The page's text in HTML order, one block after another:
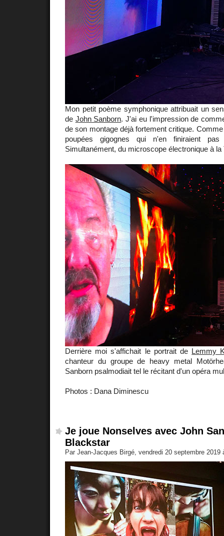
Mon petit poème symphonique attribuait un
de John Sanborn. J'ai eu l'impression de
de son montage déjà fortement critique.
poupées gigognes qui n'en finiraient pas
Simultanément, du microscope électronique à la
Derrière moi s'affichait le portrait de Lemmy
chanteur du groupe de heavy metal
Sanborn psalmodiait tel le récitant d'un opéra
Photos : Dana Diminescu
Je joue Nonselves avec John
Blackstar
Par Jean-Jacques Birgé, vendredi 20 septembre 2019